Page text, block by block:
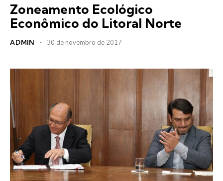
Zoneamento Ecológico
Econômico do Litoral Norte
ADMIN 30 de novembro de 2017